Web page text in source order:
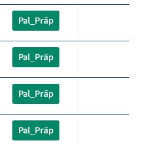
Pal_Präp
Pal_Präp
Pal_Präp
Pal_Präp